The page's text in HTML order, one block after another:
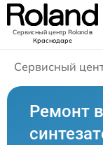
Сервисный центр Rolandв
Краснодаре
Сервисный
Ремонт